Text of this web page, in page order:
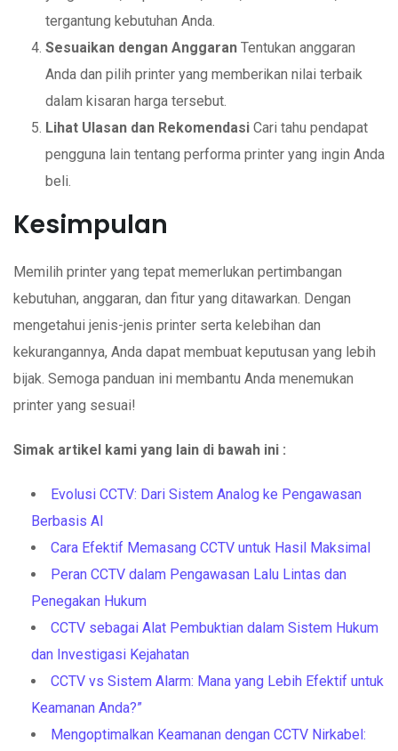
tergantung kebutuhan Anda.
Sesuaikan dengan Anggaran Tentukan anggaran
Anda dan pilih printer yang memberikan nilai terbaik
dalam kisaran harga tersebut.
Lihat Ulasan dan Rekomendasi Cari tahu pendapat
pengguna lain tentang performa printer yang ingin Anda
beli.
Kesimpulan
Memilih printer yang tepat memerlukan pertimbangan
kebutuhan, anggaran, dan fitur yang ditawarkan. Dengan
mengetahui jenis-jenis printer serta kelebihan dan
kekurangannya, Anda dapat membuat keputusan yang lebih
bijak. Semoga panduan ini membantu Anda menemukan
printer yang sesuai!
Simak artikel kami yang lain di bawah ini :
Evolusi CCTV: Dari Sistem Analog ke Pengawasan
Berbasis AI
Cara Efektif Memasang CCTV untuk Hasil Maksimal
Peran CCTV dalam Pengawasan Lalu Lintas dan
Penegakan Hukum
CCTV sebagai Alat Pembuktian dalam Sistem Hukum
dan Investigasi Kejahatan
CCTV vs Sistem Alarm: Mana yang Lebih Efektif untuk
Keamanan Anda?”
Mengoptimalkan Keamanan dengan CCTV Nirkabel: